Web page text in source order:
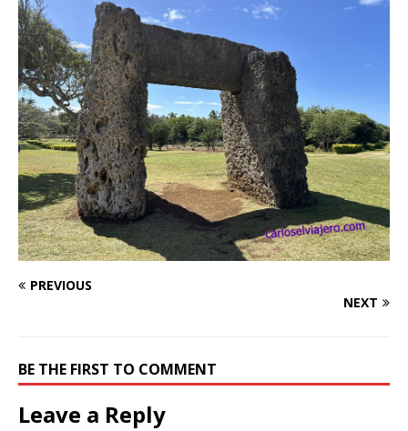
PREVIOUS
NEXT
BE THE FIRST TO COMMENT
Leave a Reply